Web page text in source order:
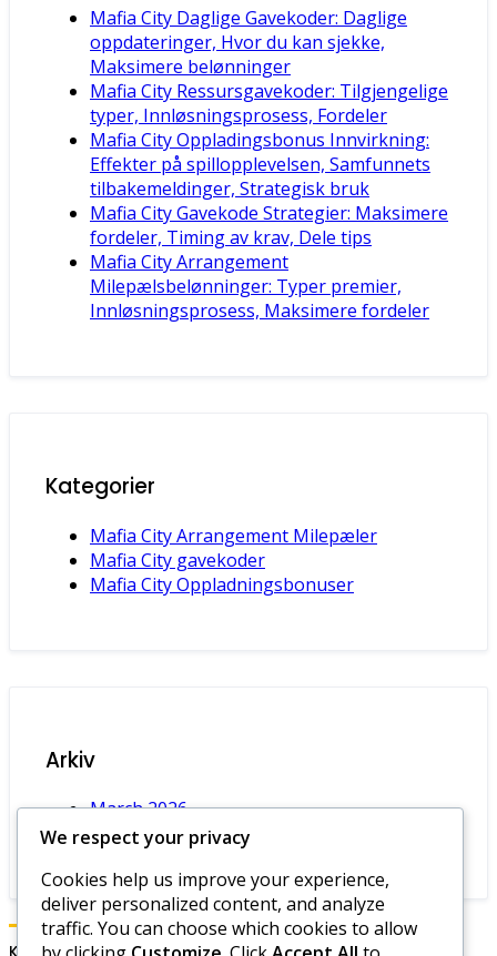
Mafia City Daglige Gavekoder: Daglige
oppdateringer, Hvor du kan sjekke,
Maksimere belønninger
Mafia City Ressursgavekoder: Tilgjengelige
typer, Innløsningsprosess, Fordeler
Mafia City Oppladingsbonus Innvirkning:
Effekter på spillopplevelsen, Samfunnets
tilbakemeldinger, Strategisk bruk
Mafia City Gavekode Strategier: Maksimere
fordeler, Timing av krav, Dele tips
Mafia City Arrangement
Milepælsbelønninger: Typer premier,
Innløsningsprosess, Maksimere fordeler
Kategorier
Mafia City Arrangement Milepæler
Mafia City gavekoder
Mafia City Oppladningsbonuser
Arkiv
March 2026
February 2026
We respect your privacy
Cookies help us improve your experience,
deliver personalized content, and analyze
traffic. You can choose which cookies to allow